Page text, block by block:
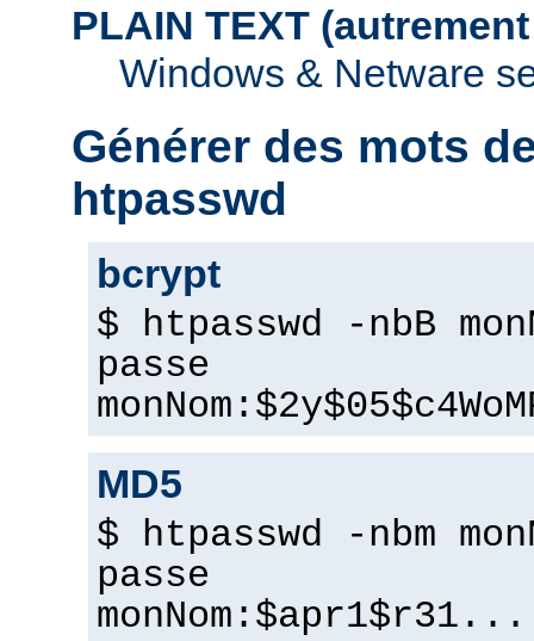
PLAIN TEXT
Windows & Netware
Générer des mots
htpasswd
bcrypt
$ htpasswd -nbB
passe
MD5
$ htpasswd -nbm
passe